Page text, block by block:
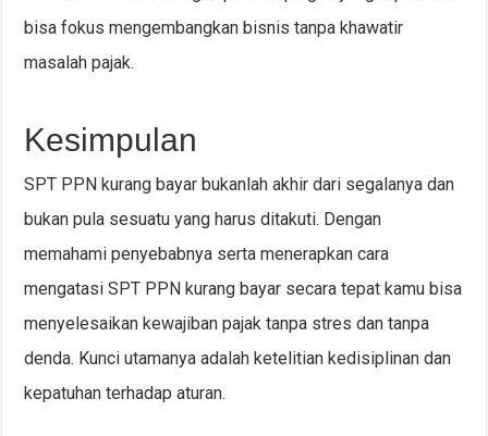
bisa fokus mengembangkan bisnis tanpa khawatir
masalah pajak.
Kesimpulan
SPT PPN kurang bayar bukanlah akhir dari segalanya dan
bukan pula sesuatu yang harus ditakuti. Dengan
memahami penyebabnya serta menerapkan cara
mengatasi SPT PPN kurang bayar secara tepat kamu bisa
menyelesaikan kewajiban pajak tanpa stres dan tanpa
denda. Kunci utamanya adalah ketelitian kedisiplinan dan
kepatuhan terhadap aturan.